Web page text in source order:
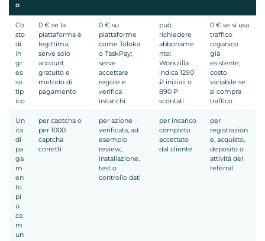
o
Co
sto
di
in
gr
es
so
tip
ico
0 € se la
piattaforma è
legittima;
serve solo
account
gratuito e
metodo di
pagamento
0 € su
piattaforme
come Toloka
o TaskPay;
serve
accettare
regole e
verifica
incarichi
può
richiedere
abboname
nto:
Workzilla
indica 1290
₽ iniziali o
890 ₽
scontati
0 € se si usa
traffico
organico
già
esistente;
costo
variabile se
si compra
traffico
Un
ità
di
pa
ga
m
en
to
pi
ù
co
m
un
per captcha o
per 1000
captcha
corretti
per azione
verificata, ad
esempio
review,
installazione,
test o
controllo dati
per incarico
completo
accettato
dal cliente
per
registrazion
e, acquisto,
deposito o
attività del
referral